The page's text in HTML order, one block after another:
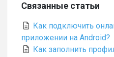
Связанные статьи
Как подключить
приложении на Android?
Как заполнить